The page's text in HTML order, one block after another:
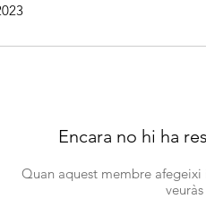
Encara no hi ha
Quan aquest membre